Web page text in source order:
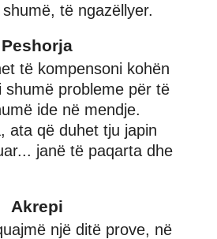
të ngazëllyer.
Peshorja
të kompensoni kohën
shumë probleme për të
ide në mendje.
ata që duhet tju japin
janë të paqarta dhe
Akrepi
një ditë prove, në